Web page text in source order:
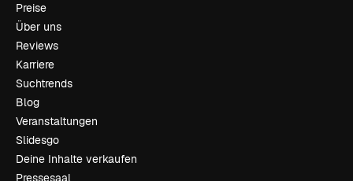
Preise
Über uns
Reviews
Karriere
Suchtrends
Blog
Veranstaltungen
Slidesgo
Deine Inhalte verkaufen
Pressesaal